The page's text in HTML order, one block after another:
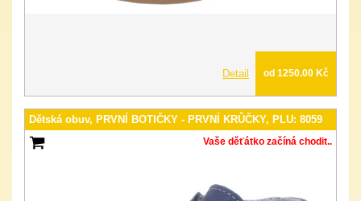
Detail od 1250.00 Kč
Dětská obuv, PRVNÍ BOTIČKY - PRVNÍ KRŮČKY, PLU: 8059
Vaše děťátko začíná chodit..